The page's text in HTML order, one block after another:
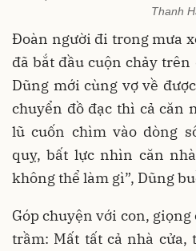
Thanh
Đoàn người đi trong mưa
đã bắt đầu cuộn chảy
Dũng mới cùng vợ về
chuyển đồ đạc thì cả căn
lũ cuốn chìm vào dòng
quỵ, bất lực nhìn căn
không thể làm gì”, Dũng
Góp chuyện với con,
trầm: Mất tất cả nhà cửa,